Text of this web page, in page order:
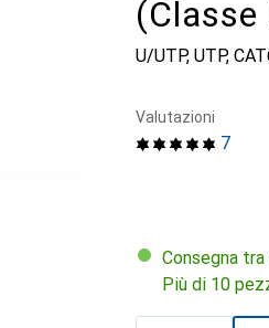
U/UTP, UTP,
7
Valutazioni
Consegna
Più di 10